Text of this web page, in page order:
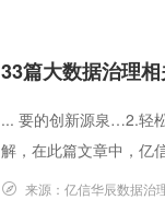
33篇大数据治理
... 要的创新源泉…2.轻
解，在此篇文章中，亿
来源： 亿信华辰数据治